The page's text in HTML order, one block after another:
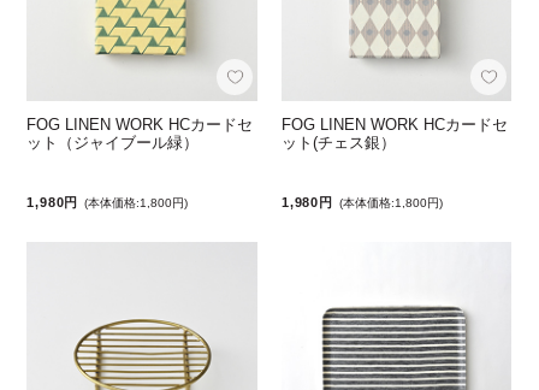
FOG LINEN WORK HCカードセ
ット（ジャイブール緑）
1,980円 (本体価格:1,800円)
FOG LINEN WORK HCカードセ
ット(チェス銀）
1,980円 (本体価格:1,800円)